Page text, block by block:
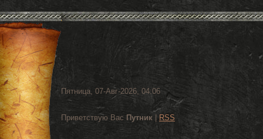
Пятница, 07-Авг-2026, 04:06
Приветствую Вас Путник RSS